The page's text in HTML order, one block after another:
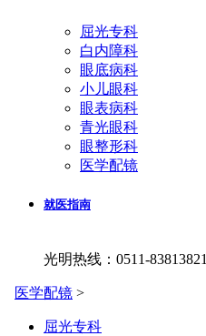
屈光专科
白内障科
眼底病科
小儿眼科
眼表病科
青光眼科
眼整形科
医学配镜
就医指南
光明热线：0511-83813821
医学配镜 >
屈光专科